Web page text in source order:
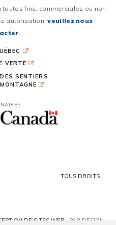
fins, commerciales ou non,
autorisation,veuillez nous
.
VERTE
SENTIERS
TOUS DROITS
DE SITES WEB : PAR DESIGN,